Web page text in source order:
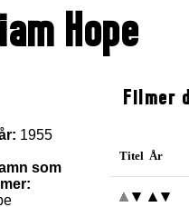
Hope
1955
som
Filmer
Titel År